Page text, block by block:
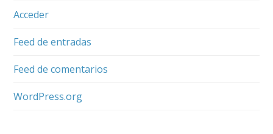
Acceder
Feed de entradas
Feed de comentarios
WordPress.org